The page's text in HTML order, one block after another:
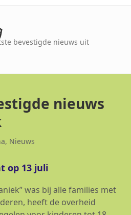
bevestigde nieuws uit
nieuws
, Nieuws
op 13 juli
was bij alle families met
heeft de overheid